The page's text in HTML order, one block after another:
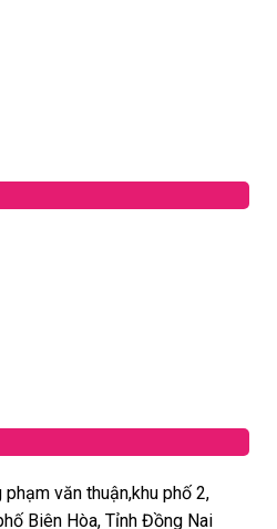
văn thuận,khu phố 2,
Biên Hòa, Tỉnh Đồng Nai